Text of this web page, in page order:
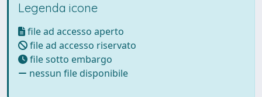
Legenda icone
file ad accesso aperto
file ad accesso riservato
file sotto embargo
nessun file disponibile